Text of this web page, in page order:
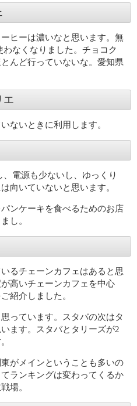
ヒーは濃いなと思います。無
なくなりました。チョコク
んど行っていないな。愛知県
エ
ないときに利用します。
電源も少ないし、ゆっくり
向いていないと思います。
ンケーキを食べるためのお店
し。
るチェーンカフェはあると思
高いチェーンカフェを中心
紹介しました。
っています。スタバの次はタ
ます。スタバとタリーズが2
がメインということも多いの
ランキングは変わってくるか
場。